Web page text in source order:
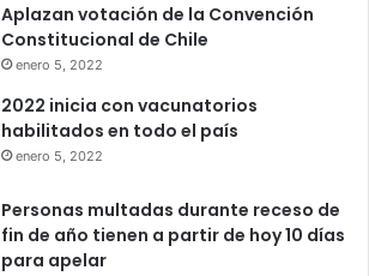
Aplazan votación de la Convención
Constitucional de Chile
enero 5, 2022
2022 inicia con vacunatorios
habilitados en todo el país
enero 5, 2022
Personas multadas durante receso de
fin de año tienen a partir de hoy 10 días
para apelar